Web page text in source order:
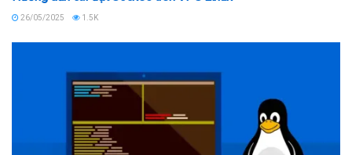
26/05/2025 1.5K